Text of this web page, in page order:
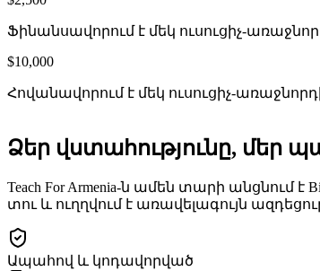
Ֆի­նան­սա­վո­րում է մեկ ու­սու­ցիչ-
$10,000
Հո­վա­նա­վո­րում է մեկ ու­սու­ցիչ-
Ձեր վստա­հութ­յու­նը, մեր
Teach For Armenia-ն ա­մեն տա­րի
տու և ուղղ­վում է ա­ռա­վե­լա­գույն
Ա­պա­հով և կո­դա­վոր­ված